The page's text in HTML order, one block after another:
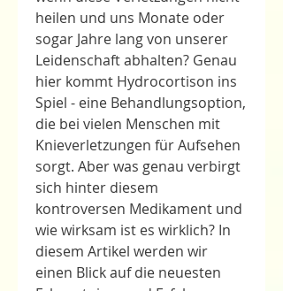
heilen und uns Monate oder
sogar Jahre lang von unserer
Leidenschaft abhalten? Genau
hier kommt Hydrocortison ins
Spiel - eine Behandlungsoption,
die bei vielen Menschen mit
Knieverletzungen für Aufsehen
sorgt. Aber was genau verbirgt
sich hinter diesem
kontroversen Medikament und
wie wirksam ist es wirklich? In
diesem Artikel werden wir
einen Blick auf die neuesten